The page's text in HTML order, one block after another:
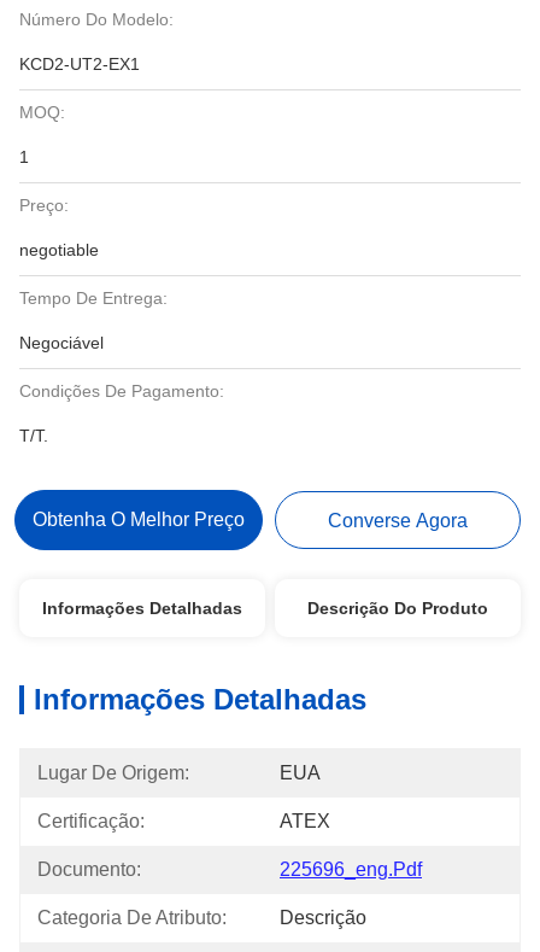
Número Do Modelo:
KCD2-UT2-EX1
MOQ:
1
Preço:
negotiable
Tempo De Entrega:
Negociável
Condições De Pagamento:
T/T.
Obtenha O Melhor Preço Converse Agora
Informações Detalhadas Descrição Do Produto
Informações Detalhadas
Lugar De Origem: EUA
Certificação: ATEX
Documento: 225696_eng.pdf
Categoria De Atributo: Descrição